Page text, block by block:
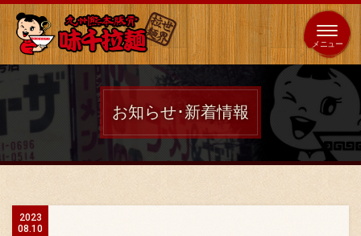
全国
展開 海外 653 店 64 店
ホーム
お知らせ･新着情報
2023
08.10